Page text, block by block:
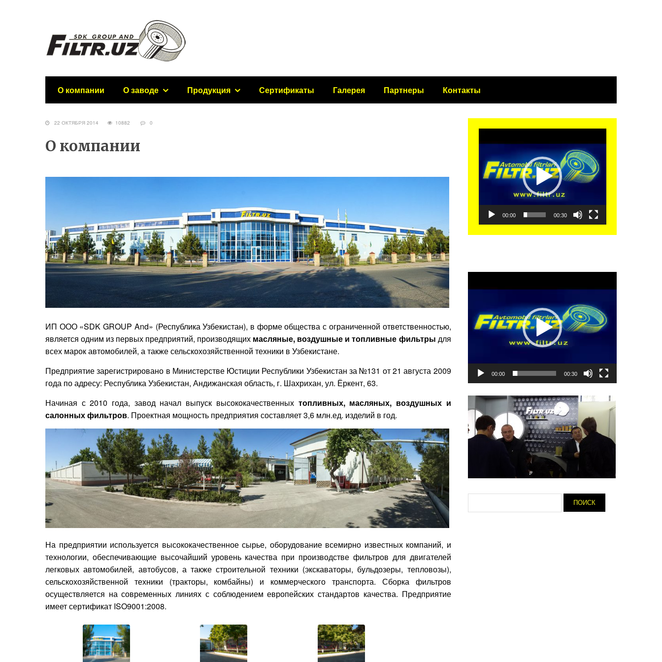
О компании О заводе Продукция Сертификаты Галерея Партнеры Контакты
22 ОКТЯБРЯ 2014 10882 0
О компании
ИП ООО «SDK GROUP And» (Республика Узбекистан), в форме общества с ограниченной ответственностью,
является одним из первых предприятий, производящих масляные, воздушные и топливные фильтры для
всех марок автомобилей, а также сельскохозяйственной техники в Узбекистане.
Предприятие зарегистрировано в Министерстве Юстиции Республики Узбекистан за №131 от 21 августа 2009
года по адресу: Республика Узбекистан, Андижанская область, г. Шахрихан, ул. Ёркент, 63.
Начиная с 2010 года, завод начал выпуск высококачественных топливных, масляных, воздушных и
салонных фильтров. Проектная мощность предприятия составляет 3,6 млн.ед. изделий в год.
На предприятии используется высококачественное сырье, оборудование всемирно известных компаний, и
технологии, обеспечивающие высочайший уровень качества при производстве фильтров для двигателей
легковых автомобилей, автобусов, а также строительной техники (экскаваторы, бульдозеры, тепловозы),
сельскохозяйственной техники (тракторы, комбайны) и коммерческого транспорта. Сборка фильтров
осуществляется на современных линиях с соблюдением европейских стандартов качества. Предприятие
имеет сертификат ISO9001:2008.
00:00 00:30
00:00 00:30